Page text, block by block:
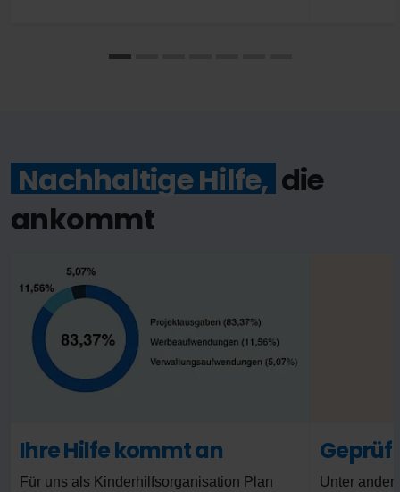
Nachhaltige Hilfe, die
ankommt
Ihre Hilfe kommt an
Für uns als Kinderhilfsorganisation Plan
Unter